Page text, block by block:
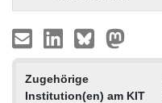
Zugehörige
Institution(en) am KIT